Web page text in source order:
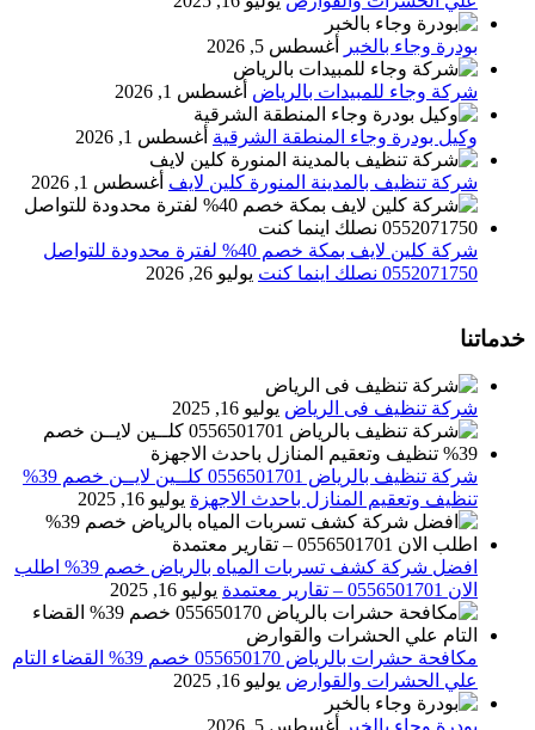
بودرة وجاء بالخبر أغسطس 5, 2026
شركة وجاء للمبيدات بالرياض أغسطس 1, 2026
وكيل بودرة وجاء المنطقة الشرقية أغسطس 1, 2026
شركة تنظيف بالمدينة المنورة كلين لايف أغسطس 1, 2026
شركة كلين لايف بمكة خصم 40% لفترة محدودة للتواصل
0552071750 نصلك اينما كنت
يوليو 26, 2026
خدماتنا
شركة تنظيف فى الرياض يوليو 16, 2025
شركة تنظيف بالرياض 0556501701 كلــين لايــن خصم 39%
تنظيف وتعقيم المنازل باحدث الاجهزة يوليو 16, 2025
افضل شركة كشف تسربات المياه بالرياض خصم 39% اطلب
الان 0556501701‬‏ – تقارير معتمدة
يوليو 16, 2025
مكافحة حشرات بالرياض 055650170 خصم 39% القضاء التام
علي الحشرات والقوارض يوليو 16, 2025